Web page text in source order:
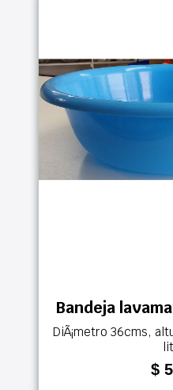
Bandeja
DiÃ¡metro 36cms,
$